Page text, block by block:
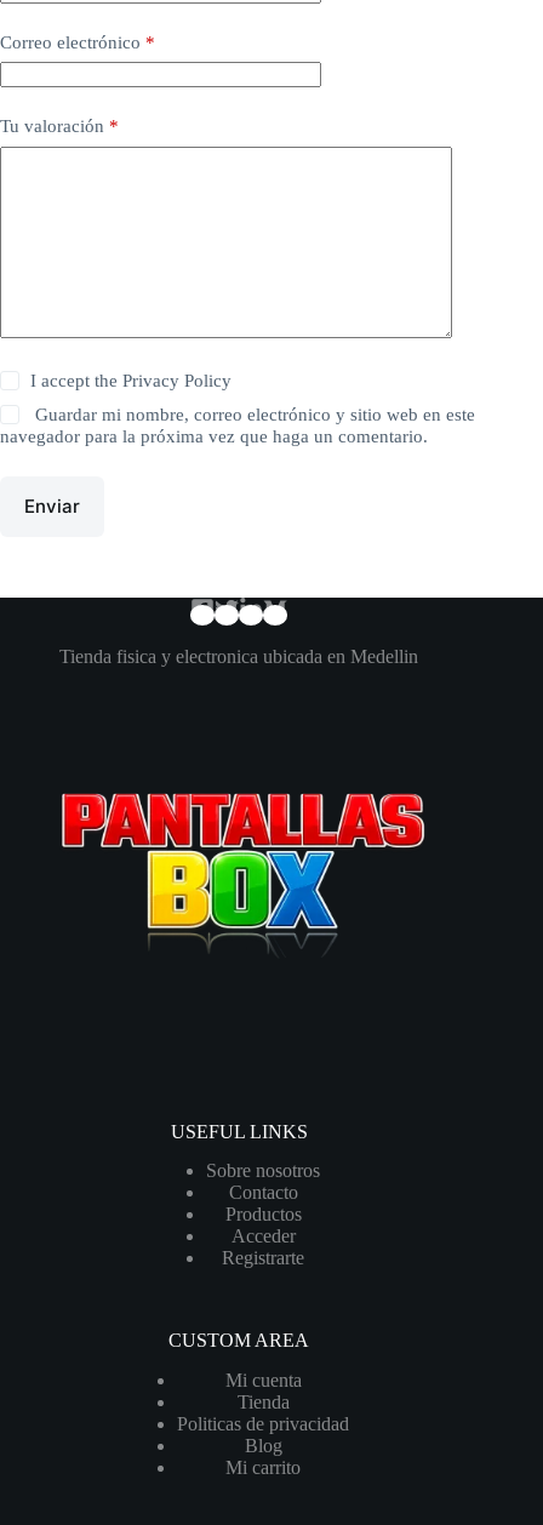
Correo electrónico *
Tu valoración *
I accept thePrivacy Policy
Guardar mi nombre, correo electrónico y sitio web en este
navegador para la próxima vez que haga un comentario.
Enviar
Tienda fisica y electronica ubicada en Medellin
USEFUL LINKS
Sobre nosotros
Contacto
Productos
Acceder
Registrarte
CUSTOM AREA
Mi cuenta
Tienda
Politicas de privacidad
Blog
Mi carrito